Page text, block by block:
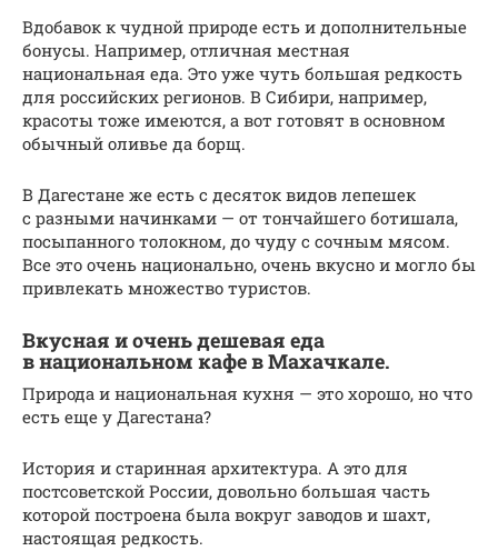
Вдобавок к чудной природе есть и дополнительные
бонусы. Например, отличная местная
национальная еда. Это уже чуть большая редкость
для российских регионов. В Сибири, например,
красоты тоже имеются, а вот готовят в основном
обычный оливье да борщ.
В Дагестане же есть с десяток видов лепешек
с разными начинками — от тончайшего ботишала,
посыпанного толокном, до чуду с сочным мясом.
Все это очень национально, очень вкусно и могло бы
привлекать множество туристов.
Вкусная и очень дешевая еда
в национальном кафе в Махачкале.
Природа и национальная кухня — это хорошо, но что
есть еще у Дагестана?
История и старинная архитектура. А это для
постсоветской России, довольно большая часть
которой построена была вокруг заводов и шахт,
настоящая редкость.